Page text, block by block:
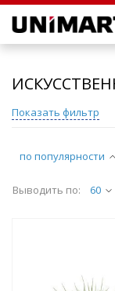
по популярности
Выводить по: 60
Показать фильтр